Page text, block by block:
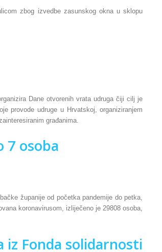
zbog izvedbe zasunskog okna u sklopu
Dane otvorenih vrata udruga čiji cilj je
provode udruge u Hrvatskoj, organiziranjem
građanima.
7 osoba
županije od početka pandemije do petka,
koronavirusom, izliječeno je 29808 osoba,
iz Fonda solidarnosti